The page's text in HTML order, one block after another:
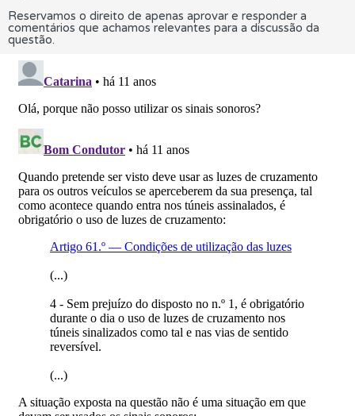
Reservamos o direito de apenas aprovar e responder a
comentários que achamos relevantes para a discussão da
questão.